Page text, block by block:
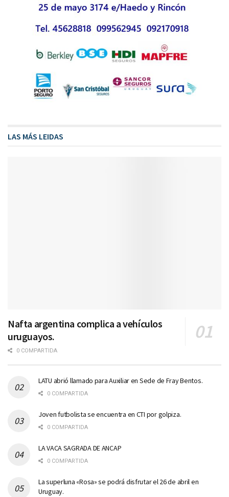
LAS MÁS LEIDAS
Nafta argentina complica a vehículos
uruguayos.
0 COMPARTIDA
LATU abrió llamado para Auxiliar en Sede de Fray Bentos.
0 COMPARTIDA
Joven futbolista se encuentra en CTI por golpiza.
0 COMPARTIDA
LA VACA SAGRADA DE ANCAP
0 COMPARTIDA
La superluna «Rosa» se podrá disfrutar el 26 de abril en
Uruguay.